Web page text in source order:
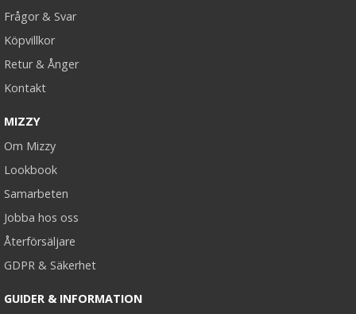
Frågor & Svar
Köpvillkor
Retur & Ånger
Kontakt
MIZZY
Om Mizzy
Lookbook
Samarbeten
Jobba hos oss
Återförsäljare
GDPR & Säkerhet
GUIDER & INFORMATION